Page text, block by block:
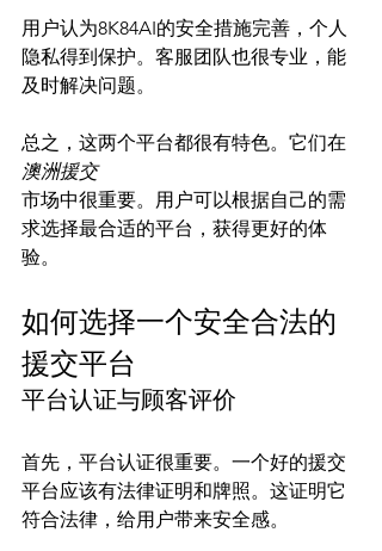
用户认为8K84AI的安全措施完善，个人
隐私得到保护。客服团队也很专业，能
及时解决问题。
总之，这两个平台都很有特色。它们在
澳洲援交
市场中很重要。用户可以根据自己的需
求选择最合适的平台，获得更好的体
如何选择一个安全合法的
援交平台
平台认证与顾客评价
首先，平台认证很重要。一个好的援交
平台应该有法律证明和牌照。这证明它
符合法律，给用户带来安全感。